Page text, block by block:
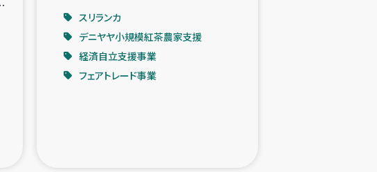
での公園の緑化を通じた支援事業
農を通した女性グループの生計支援
スリランカ
デニヤヤ小規模紅茶農家支援
経済自立支援事業
フェアトレード事業